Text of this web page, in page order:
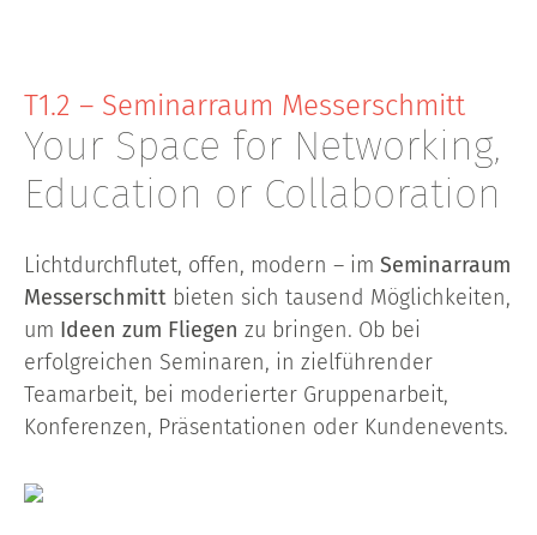
T1.2 – Seminarraum Messerschmitt
Your Space for Networking,
Education or Collaboration
Lichtdurchflutet, offen, modern – im Seminarraum
Messerschmitt bieten sich tausend Möglichkeiten,
um Ideen zum Fliegen zu bringen. Ob bei
erfolgreichen Seminaren, in zielführender
Teamarbeit, bei moderierter Gruppenarbeit,
Konferenzen, Präsentationen oder Kundenevents.